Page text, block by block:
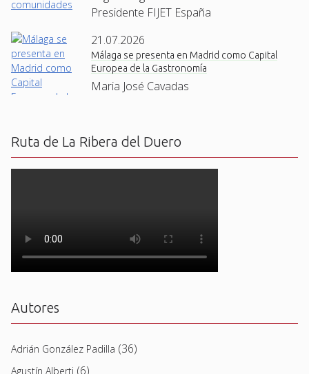
Presidente FIJET España
21.07.2026
Málaga se presenta en Madrid como Capital
Europea de la Gastronomía
Maria José Cavadas
Ruta de La Ribera del Duero
Autores
Adrián González Padilla (36)
Agustín Alberti (6)